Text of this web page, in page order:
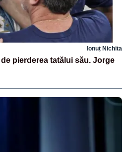
Ionuț Nichita
pierderea tatălui său. Jorge